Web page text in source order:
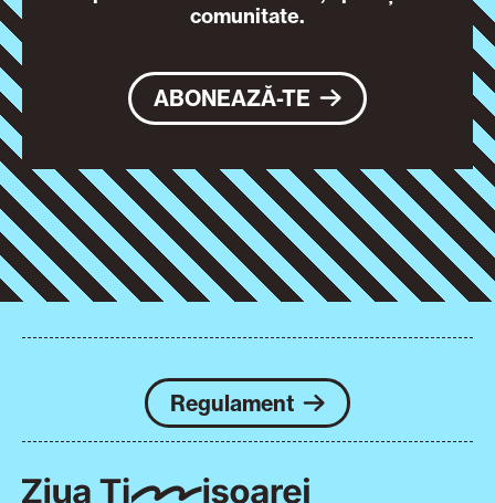
comunitate.
ABONEAZĂ-TE
Regulament